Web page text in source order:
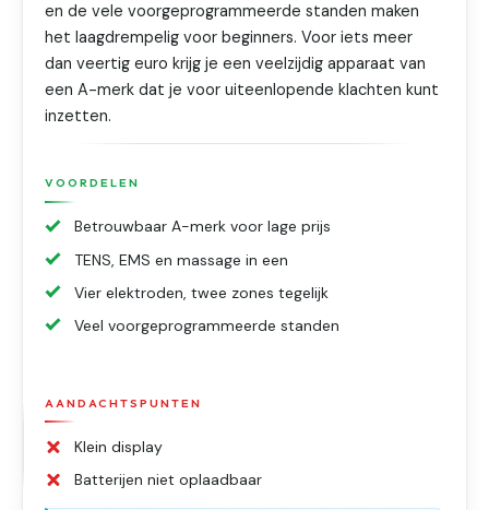
en de vele voorgeprogrammeerde standen maken
het laagdrempelig voor beginners. Voor iets meer
dan veertig euro krijg je een veelzijdig apparaat van
een A-merk dat je voor uiteenlopende klachten kunt
inzetten.
VOORDELEN
Betrouwbaar A-merk voor lage prijs
TENS, EMS en massage in een
Vier elektroden, twee zones tegelijk
Veel voorgeprogrammeerde standen
AANDACHTSPUNTEN
Klein display
Batterijen niet oplaadbaar